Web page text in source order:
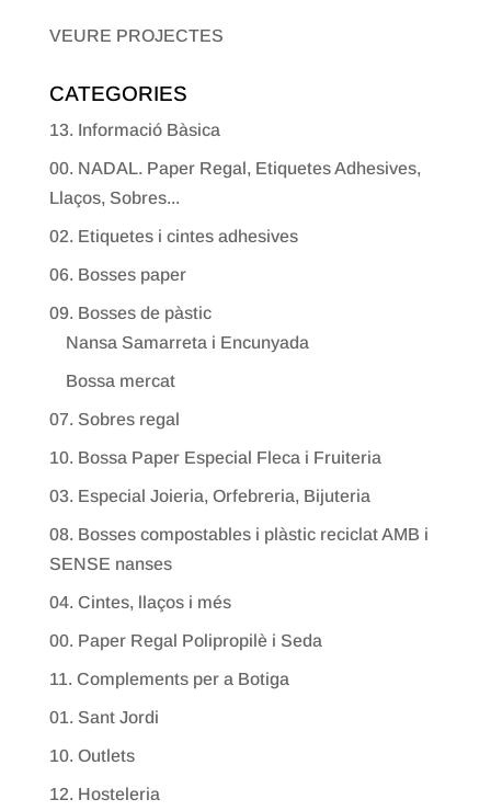
VEURE PROJECTES
CATEGORIES
13. Informació Bàsica
00. NADAL. Paper Regal, Etiquetes Adhesives,
Llaços, Sobres...
02. Etiquetes i cintes adhesives
06. Bosses paper
09. Bosses de pàstic
Nansa Samarreta i Encunyada
Bossa mercat
07. Sobres regal
10. Bossa Paper Especial Fleca i Fruiteria
03. Especial Joieria, Orfebreria, Bijuteria
08. Bosses compostables i plàstic reciclat AMB i
SENSE nanses
04. Cintes, llaços i més
00. Paper Regal Polipropilè i Seda
11. Complements per a Botiga
01. Sant Jordi
10. Outlets
12. Hosteleria